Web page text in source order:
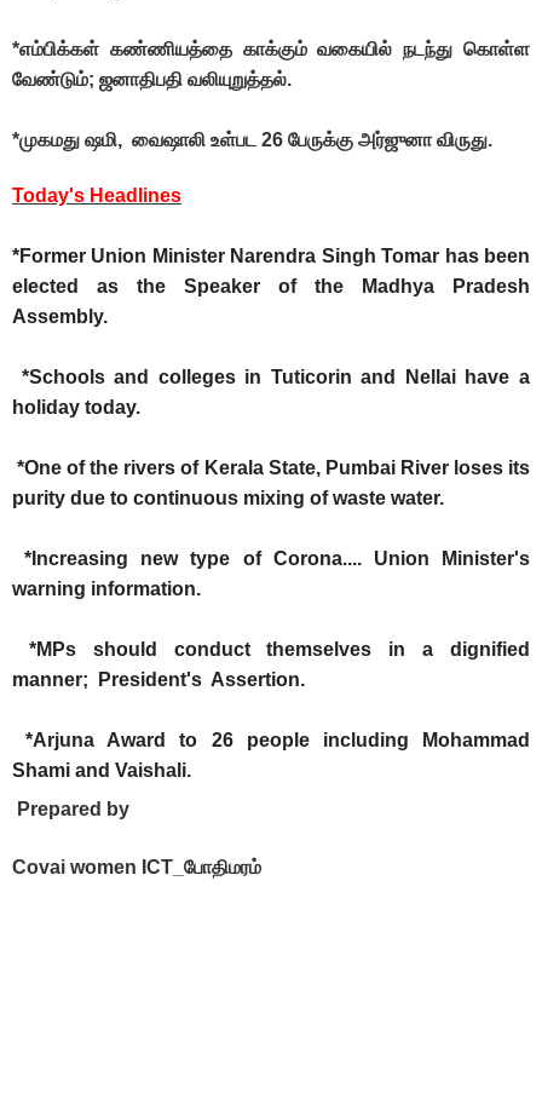
*எம்பிக்கள் கண்ணியத்தை காக்கும் வகையில் நடந்து கொள்ள
வேண்டும்; ஜனாதிபதி வலியுறுத்தல்.
*முகமது ஷமி, வைஷாலி உள்பட 26 பேருக்கு அர்ஜுனா விருது.
Today's Headlines
*Former Union Minister Narendra Singh Tomar has been
elected as the Speaker of the Madhya Pradesh
Assembly.
*Schools and colleges in Tuticorin and Nellai have a
holiday today.
*One of the rivers of Kerala State, Pumbai River loses its
purity due to continuous mixing of waste water.
*Increasing new type of Corona.... Union Minister's
warning information.
*MPs should conduct themselves in a dignified
manner; President's Assertion.
*Arjuna Award to 26 people including Mohammad
Shami and Vaishali.
Prepared by
Covai women ICT_போதிமரம்